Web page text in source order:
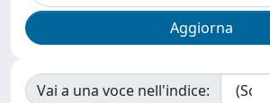
Vai a una voce nell'indice: